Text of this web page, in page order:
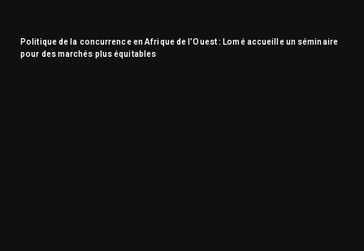
Politique de la concurrence en Afrique de l’Ouest : Lomé accueille un séminaire
pour des marchés plus équitables